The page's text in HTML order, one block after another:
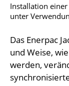
Installation
unter
Das Enerpac
und Weise,
werden,